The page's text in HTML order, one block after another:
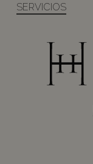
SERVICIOS